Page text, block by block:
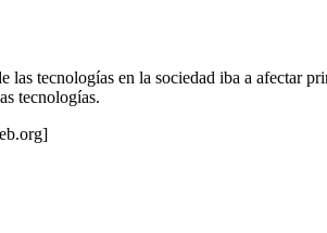
tecnologías en la sociedad iba a afectar
tecnologías.